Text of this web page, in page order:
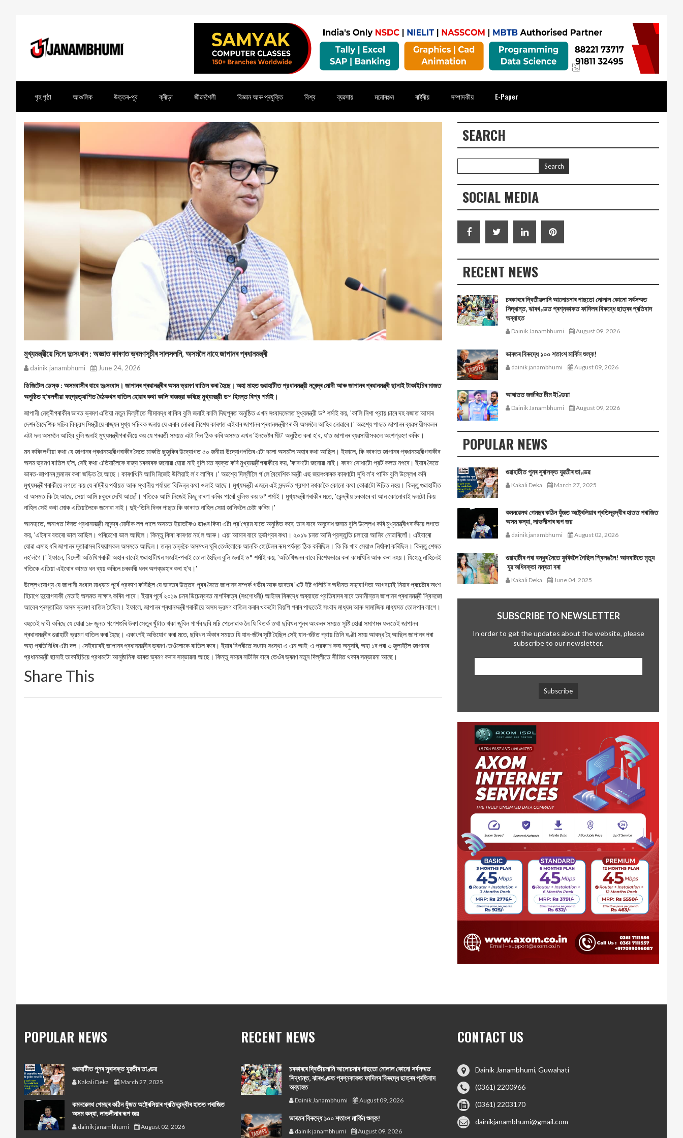
গৃহ পৃষ্ঠা আঞ্চলিক উত্তৰ-পূব ক্ৰীড়া জীৱনশৈলী বিজ্ঞান আৰু প্ৰযুক্তি বিশ্ব ব্যৱসায় মনোৰঞ্জন ৰাষ্ট্ৰীয় সম্পাদকীয় E-Paper
মুখ্যমন্ত্রীয়ে দিলে দুঃসংবাদ : অজ্ঞাত কাৰণত ভ্ৰমণসূচীৰ সালসলনি, অসমলৈ নাহে জাপানৰ প্ৰধানমন্ত্ৰী
dainik janambhumi June 24, 2026
ডিজিটেল ডেস্ক : অসমবাসীৰ বাবে দুঃসংবাদ। জাপানৰ প্ৰধানন্ত্ৰীৰ অসম ভ্রমণ বাতিল কৰা হৈছে। অহা মাহত গুৱাহাটীত প্রধানমন্ত্রী নৰেন্দ্ৰ মোদী আৰু জাপানৰ প্ৰধানমন্ত্ৰী ছানাই টাকাইচিৰ মাজত
অনুষ্ঠিত হ'বলগীয়া বহুপ্রত্যাশিত বৈঠকখন বাতিল হোৱাৰ কথা কালি ৰাজহুৱা কৰিছে মুখ্যমন্ত্রী ড° হিমন্ত বিশ্ব শর্মাই।
জাপানী নেত্ৰীগৰাকীৰ ভাৰত ভ্ৰমণ এতিয়া নতুন দিল্লীতে সীমাবদ্ধ থাকিব বুলি জনাই কালি দিছপুৰত অনুষ্ঠিত এখন সংবাদমেলত মুখ্যমন্ত্রী ড° শর্মাই কয়, 'কালি নিশা প্রায় চাৰে দহ বজাত আমাৰ
দেশৰ বৈদেশিক সচিব বিক্রম মিস্ত্রীয়ে ৰাজ্যৰ মুখ্য সচিবক জনায় যে এৰাব নোৱৰা বিশেষ কাৰণত এইবাৰ জাপানৰ প্ৰধানমন্ত্ৰীগৰাকী অসমলৈ আহিব নোৱাৰে।' অৱশ্যে পাছত জাপানৰ ব্যৱসায়ীসকলৰ
এটা দল অসমলৈ আহিব বুলি জনাই মুখ্যমন্ত্ৰীগৰাকীয়ে কয় যে পৰৱৰ্তী সময়ত এটা দিন ঠিক কৰি অসমত এখন 'ইনভেষ্টৰ মীট' অনুষ্ঠিত কৰা হ'ব, য'ত জাপানৰ ব্যৱসায়ীসকলে অংশগ্রহণ কৰিব।
মন কৰিবলগীয়া কথা যে জাপানৰ প্ৰধানমন্ত্ৰীগৰাকীৰ সৈতে মাৰুতি ছুজুকিৰ উদ্যোগত ৫০ জনীয়া উদ্যোগপতিৰ এটা দলো অসমলৈ অহাৰ কথা আছিল। ইফালে, কি কাৰণত জাপানৰ প্ৰধানমন্ত্ৰীগৰাকীৰ
অসম ভ্রমণ বাতিল হ'ল, সেই কথা এতিয়ালৈকে ৰাজ্য চৰকাৰক জনোৱা হোৱা নাই বুলি মত ব্যক্ত কৰি মুখ্যমন্ত্ৰীগৰাকীয়ে কয়, 'কাৰণটো জনোৱা নাই। কাৰণ সোধাটো প্রট'কলত নপৰে। ইয়াৰ সৈতে
ভাৰত-জাপানৰ সন্মানৰ কথা জড়িত হৈ আছে। কাৰণখিনি আমি নিজেই উলিয়াই ল'ব লাগিব।' অৱশ্যে দিল্লীলৈ গ'লে বৈদেশিক মন্ত্রী এছ জয়শংকৰক কাৰণটো সুধি ল'ব পাৰিম বুলি উল্লেখ কৰি
মুখ্যমন্ত্ৰীগৰাকীয়ে লগতে কয় যে ৰাষ্ট্ৰীয় পৰ্যায়ত আৰু স্থানীয় পর্যায়ত বিভিন্ন কথা ওলাই আছে। মুখ্যমন্ত্রী এজনে এই সন্দর্ভত প্রমাণ নথকাকৈ কোনো কথা কোৱাটো উচিত নহয়। কিন্তু গুৱাহাটীত
বা অসমত কি হৈ আছে, সেয়া আমি চকুৰে দেখি আছোঁ। গতিকে আমি নিজেই কিছু ধাৰণা কৰিব পাৰোঁ বুলিও কয় ড° শৰ্মাই। মুখ্যমন্ত্ৰীগৰাকীৰ মতে, 'কেন্দ্ৰীয় চৰকাৰে বা আন কোনোবাই দলটো কিয়
নাহিল সেই কথা মোক এতিয়ালৈকে জনোৱা নাই। দুই-তিনি দিনৰ পাছত কি কাৰণত নাহিল সেয়া জানিবলৈ চেষ্টা কৰিম।'
আনহাতে, অনাগত দিনত প্রধানমন্ত্রী নৰেন্দ্ৰ মোদীক লগ পালে অসমত ইয়াতকৈও ডাঙৰ কিবা এটা প্র'গ্রেম যাতে অনুষ্ঠিত কৰে, তাৰ বাবে অনুৰোধ জনাম বুলি উল্লেখ কৰি মুখ্যমন্ত্ৰীগৰাকীয়ে লগতে
কয়, 'এইবাৰ বতৰো ভাল আছিল। পৰিৱেশো ভাল আছিল। কিন্তু কিবা কাৰণত নহ'ল আৰু। এয়া আমাৰ বাবে দুর্ভাগ্যৰ কথা। ২০১৯ চনত আমি প্রস্তুতি চলায়ো আনিব নোৱাৰিলোঁ। এইবাৰো
যোৱা এমাহ ধৰি জাপানৰ দূতাৱাসৰ বিষয়াসকল অসমতে আছিল। তন্ন তন্নকৈ অসমখন ঘূৰি তেওঁলোকে আনকি হোটেলৰ ৰূম পর্যন্ত ঠিক কৰিছিল। কি কি খাব সেয়াও নির্ধাৰণ কৰিছিল। কিন্তু শেষত
নহ'লগৈ।' ইফালে, বিদেশী অতিথিগৰাকী অহাৰ বাবেই গুৱাহাটীখন সজাই-পৰাই তোলা হৈছিল বুলি জনাই ড° শর্মাই কয়, 'অতিথিজনৰ বাবে বিশেষভাৱে কৰা কামখিনি আৰু কৰা নহয়। যিহেতু নাহিলেই
গতিকে এতিয়া এইবোৰ কামত ধন ব্যয় কৰিলে চৰকাৰী ধনৰ অপব্যৱহাৰ কৰা হ'ব।'
উল্লেখযোগ্য যে জাপানী সংবাদ মাধ্যমে পূর্বে প্রকাশ কৰিছিল যে ভাৰতৰ উত্তৰ-পূবৰ সৈতে জাপানৰ সম্পৰ্ক গভীৰ আৰু ভাৰতৰ 'এক্ট ইষ্ট পলিচি'ৰ অধীনত সহযোগিতা আগবঢ়াই নিয়াৰ প্ৰচেষ্টাৰ অংশ
হিচাপে দুয়োগৰাকী নেতাই অসমত সাক্ষাৎ কৰিব পাৰে। ইয়াৰ পূৰ্বে ২০১৯ চনৰ ডিচেম্বৰত নাগৰিকত্ব (সংশোধনী) আইনৰ বিৰুদ্ধে অব্যাহত প্রতিবাদৰ বাবে তদানীন্তন জাপানৰ প্ৰধানমন্ত্ৰী শ্বিনজো
আবেৰ প্ৰস্তাৱিত অসম ভ্রমণ বাতিল হৈছিল। ইফালে, জাপানৰ প্ৰধানমন্ত্ৰীগৰাকীয়ে অসম ভ্রমণ বাতিল কৰাৰ খবৰটো বিয়পি পৰাৰ পাছতেই সংবাদ মাধ্যম আৰু সামাজিক মাধ্যমত তোলপাৰ লাগে।
বহুতেই দাবী কৰিছে যে যোৱা ১৮ জুনত গণেশগুৰি উৰণ সেতুৰ খুঁটাত থকা জুবিন গাৰ্গৰ ছবি মচি পেলোৱাক লৈ যি বিতর্ক তথা ছবিখন পুনৰ অংকনৰ সময়ত সৃষ্টি হোৱা সমাগমৰ ফলতেই জাপানৰ
প্ৰধানমন্ত্ৰীৰ গুৱাহাটী ভ্রমণ বাতিল কৰা হৈছে। একাংশই অভিযোগ কৰা মতে, ছবিখন অঁকাৰ সময়ত যি যান-জঁটৰ সৃষ্টি হৈছিল সেই যান-জঁটত প্রায় তিনি ঘণ্টা সময় আবদ্ধ হৈ আছিল জাপানৰ পৰা
অহা প্ৰতিনিধিৰ এটা দল। সেইবাবেই জাপানৰ প্ৰধানমন্ত্ৰীৰ ভ্ৰমণ তেওঁলোকে বাতিল কৰে। ইয়াৰ বিপৰীতে সংবাদ সংস্থা এ এন আই-এ প্রকাশ কৰা অনুসৰি, অহা ১ৰ পৰা ৩ জুলাইলৈ জাপানৰ
প্রধানমন্ত্রী ছানাই তাকাইচিয়ে প্রথমটো আনুষ্ঠানিক ভাৰত ভ্ৰমণ কৰাৰ সম্ভাৱনা আছে। কিন্তু সময়ৰ নাটনিৰ বাবে তেওঁৰ ভ্ৰমণ নতুন দিল্লীতে সীমিত থকাৰ সম্ভাৱনা আছে।
Share This
SEARCH
SOCIAL MEDIA
RECENT NEWS
চৰকাৰৰে দ্বিতীয়লানি আলোচনাৰ পাছতো নোলাল কোনো সর্বসম্মত
সিদ্ধান্ত, ঝাৰখণ্ডত প্ৰশ্নকাকত ফাদিলৰ বিৰুদ্ধে ছাত্ৰৰ প্ৰতিবাদ
অব্যাহত
Dainik Janambhumi August 09, 2026
ভাৰতৰ বিৰুদ্ধে ১০০ শতাংশ মার্কিন শুল্ক!
dainik janambhumi August 09, 2026
আঘাতত জৰ্জৰিত টীম ইণ্ডিয়া
Dainik Janambhumi August 09, 2026
POPULAR NEWS
গুৱাহাটীত পুনৰ সুৰাসক্ত যুৱতীৰ তাণ্ডৱ
Kakali Deka March 27, 2025
কমনৱেলথ গেমছৰ কঠিন যুঁজত অষ্ট্ৰেলিয়াৰ প্ৰতিদ্বন্দ্বীৰ হাতত পৰাজিত
অসম কন্যা, লাভলীনাৰ ৰূপ জয়
dainik janambhumi August 02, 2026
গুৱাহাটীৰ পৰা বন্ধুৰ সৈতে ফুৰিবলৈ গৈছিল শ্বিলঙলৈ! আদবাটতে মৃত্যু
যুৱ অধিবক্তা নম্ৰতা বৰা
Kakali Deka June 04, 2025
SUBSCRIBE TO NEWSLETTER
In order to get the updates about the website, please
subscribe to our newsletter.
POPULAR NEWS
গুৱাহাটীত পুনৰ সুৰাসক্ত যুৱতীৰ তাণ্ডৱ
Kakali Deka March 27, 2025
কমনৱেলথ গেমছৰ কঠিন যুঁজত অষ্ট্ৰেলিয়াৰ প্ৰতিদ্বন্দ্বীৰ হাতত পৰাজিত
অসম কন্যা, লাভলীনাৰ ৰূপ জয়
dainik janambhumi August 02, 2026
RECENT NEWS
চৰকাৰৰে দ্বিতীয়লানি আলোচনাৰ পাছতো নোলাল কোনো সর্বসম্মত
সিদ্ধান্ত, ঝাৰখণ্ডত প্ৰশ্নকাকত ফাদিলৰ বিৰুদ্ধে ছাত্ৰৰ প্ৰতিবাদ
অব্যাহত
Dainik Janambhumi August 09, 2026
ভাৰতৰ বিৰুদ্ধে ১০০ শতাংশ মার্কিন শুল্ক!
dainik janambhumi August 09, 2026
CONTACT US
Dainik Janambhumi, Guwahati
(0361) 2200966
(0361) 2203170
dainikjanambhumi@gmail.com